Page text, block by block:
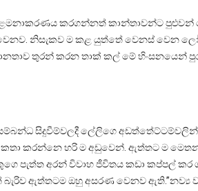
කරගන්නත් කාන්තාවන්ට පුළුවන්
වෙනව. නිසැකව ම කළ යුත්තේ වෙනස් වෙන
තුරන් කරන තාක් කල් මේ හිංසනයෙන්
සම්බන්ධ සිදුවීම්වලදී ලේලිගෙ
කරන්නෙ හරි ම අඩුවෙන්. ඇත්තට ම
පැත්ත අරන් විවාහ ජීවිතය කඩා කප්පල්
ඇත්තටම ඔහු අසරණ වෙනව ඇති.”නව්‍ය